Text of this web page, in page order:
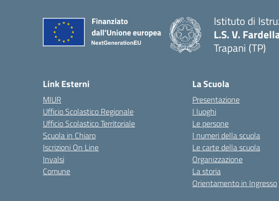
Istituto di
L.S. V.
Trapani (TP)
Link Esterni
MIUR
Ufficio Scolastico Regionale
Ufficio Scolastico Territoriale
Scuola in Chiaro
Iscrizioni On Line
Invalsi
Comune
La Scuola
Presentazione
I luoghi
Le persone
I numeri della scuola
Le carte della scuola
Organizzazione
La storia
Orientamento in Ingresso